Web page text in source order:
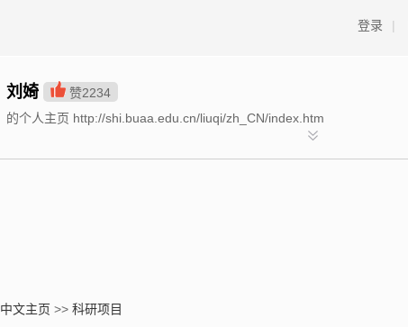
登录 |
刘婍 赞2234
的个人主页 http://shi.buaa.edu.cn/liuqi/zh_CN/index.htm
中文主页 >> 科研项目